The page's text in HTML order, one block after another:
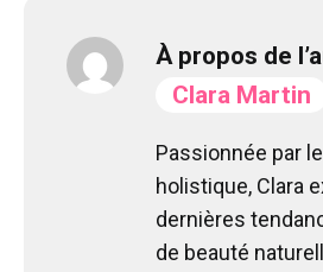
À propos de
Clara Martin
Passionnée par
holistique, Clara
dernières
de beauté